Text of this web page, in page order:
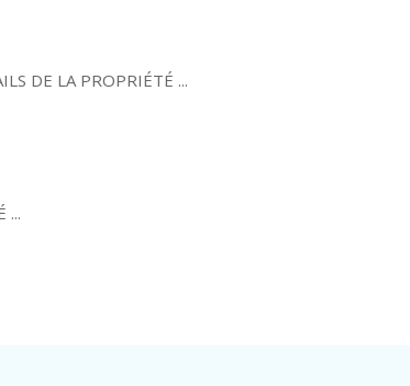
DE LA PROPRIÉTÉ ...
...